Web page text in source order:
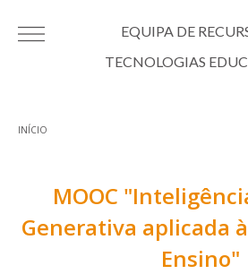
EQUIPA DE
TECNOLOGIAS
INÍCIO
MOOC
Generativa aplicada
Ensino"